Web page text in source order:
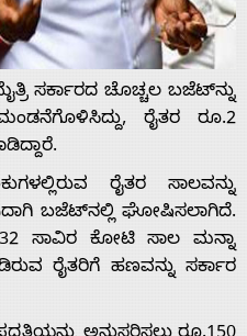
ಸರ್ಕಾರದ ಚೊಚ್ಚಲ ಬಜೆಟ್‌ನ್ನು
ರೈತರ ರೂ.2
ರೈತರ ಸಾಲವನ್ನು
ಬಜೆಟ್‌ನಲ್ಲಿ ಘೋಷಿಸಲಾಗಿದೆ.
32 ಸಾವಿರ ಕೋಟಿ ಸಾಲ ಮನ್ನಾ
ರೈತರಿಗೆ ಹಣವನ್ನು ಸರ್ಕಾರ